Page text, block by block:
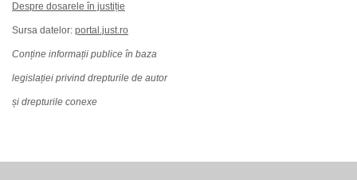
Despre dosarele în justiție
Sursa datelor: portal.just.ro
Conține informații publice în baza
legislației privind drepturile de autor
și drepturile conexe